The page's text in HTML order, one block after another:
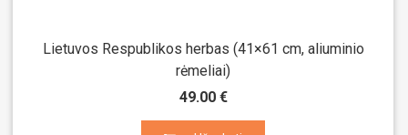
Lietuvos Respublikos herbas (41×61 cm, aliuminio
rėmeliai)
49.00 €